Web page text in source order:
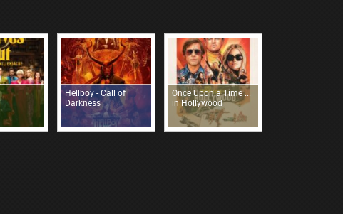
Hellboy - Call of
Darkness
Once Upon a Time ...
in Hollywood